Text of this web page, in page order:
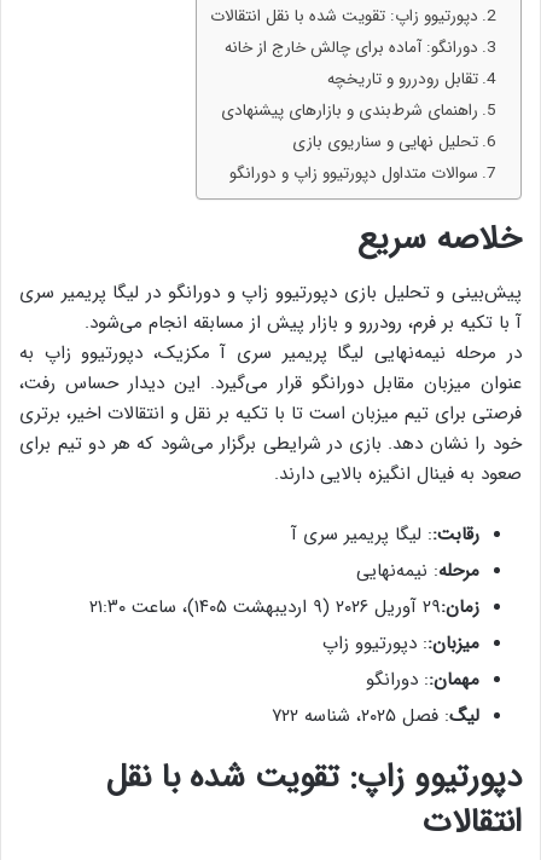
دپورتیوو زاپ: تقویت شده با نقل انتقالات
دورانگو: آماده برای چالش خارج از خانه
تقابل رودررو و تاریخچه
راهنمای شرط‌بندی و بازارهای پیشنهادی
تحلیل نهایی و سناریوی بازی
سوالات متداول دپورتیوو زاپ و دورانگو
خلاصه سریع
پیش‌بینی و تحلیل بازی دپورتیوو زاپ و دورانگو در لیگا پریمیر سری
آ با تکیه بر فرم، رودررو و بازار پیش از مسابقه انجام می‌شود.
در مرحله نیمه‌نهایی لیگا پریمیر سری آ مکزیک، دپورتیوو زاپ به
عنوان میزبان مقابل دورانگو قرار می‌گیرد. این دیدار حساس رفت،
فرصتی برای تیم میزبان است تا با تکیه بر نقل و انتقالات اخیر، برتری
خود را نشان دهد. بازی در شرایطی برگزار می‌شود که هر دو تیم برای
صعود به فینال انگیزه بالایی دارند.
رقابت:: لیگا پریمیر سری آ
مرحله: نیمه‌نهایی
زمان:۲۹ آوریل ۲۰۲۶ (۹ اردیبهشت ۱۴۰۵)، ساعت ۲۱:۳۰
میزبان:: دپورتیوو زاپ
مهمان:: دورانگو
لیگ: فصل ۲۰۲۵، شناسه ۷۲۲
دپورتیوو زاپ: تقویت شده با نقل
انتقالات